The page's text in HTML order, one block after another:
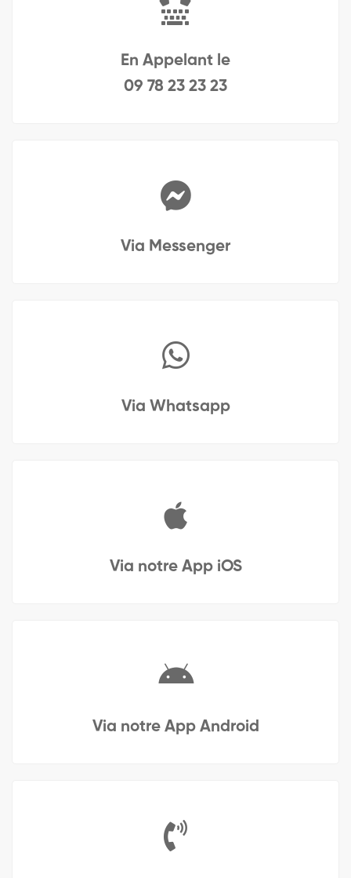
En Appelant le
09 78 23 23 23
Via Messenger
Via Whatsapp
Via notre App iOS
Via notre App Android